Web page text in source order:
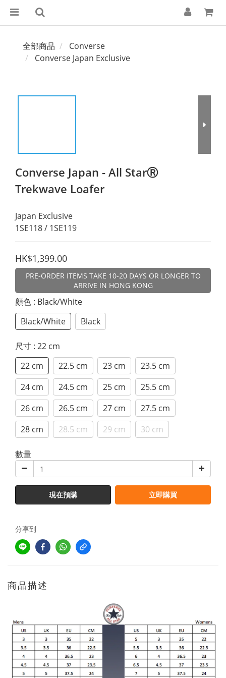
全部商品
Converse
Converse Japan Exclusive
Converse Japan - All StarⓇ
Trekwave Loafer
Japan Exclusive
1SE118 / 1SE119
HK$1,399.00
PRE-ORDER ITEMS TAKE 10-20 DAYS OR LONGER TO
ARRIVE IN HONG KONG
顏色 : Black/White
Black/White
Black
尺寸 : 22 cm
22 cm
22.5 cm 23 cm
23.5 cm
24 cm
24.5 cm 25 cm
25.5 cm
26 cm
26.5 cm 27 cm
27.5 cm
28 cm
28.5 cm 29 cm 30 cm
數量
現在預購 立即購買
分享到
商品描述